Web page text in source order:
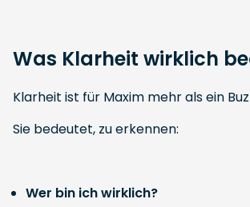
Was Klarheit wirklich
Klarheit ist für Maxim mehr als ein
Sie bedeutet, zu erkennen:
Wer bin ich wirklich?